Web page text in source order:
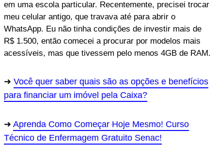
em uma escola particular. Recentemente, precisei trocar
meu celular antigo, que travava até para abrir o
WhatsApp. Eu não tinha condições de investir mais de
R$ 1.500, então comecei a procurar por modelos mais
acessíveis, mas que tivessem pelo menos 4GB de RAM.
Você quer saber quais são as opções e benefícios
para financiar um imóvel pela Caixa?
Aprenda Como Começar Hoje Mesmo! Curso
Técnico de Enfermagem Gratuito Senac!